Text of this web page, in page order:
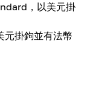
，以美元掛
掛鉤並有法幣